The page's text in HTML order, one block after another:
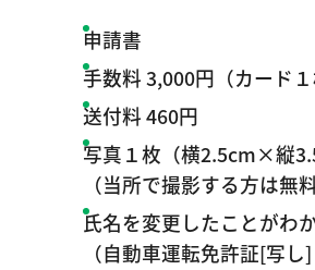
申請書
手数料 3,000円（カード１
送付料 460円
写真１枚（横2.5cm×縦
（当所で撮影する方は無
氏名を変更したことがわ
（自動車運転免許証[写